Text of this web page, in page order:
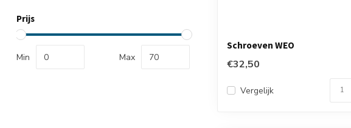
Prijs
Min Max
Schroeven WEO
€32,50
Vergelijk